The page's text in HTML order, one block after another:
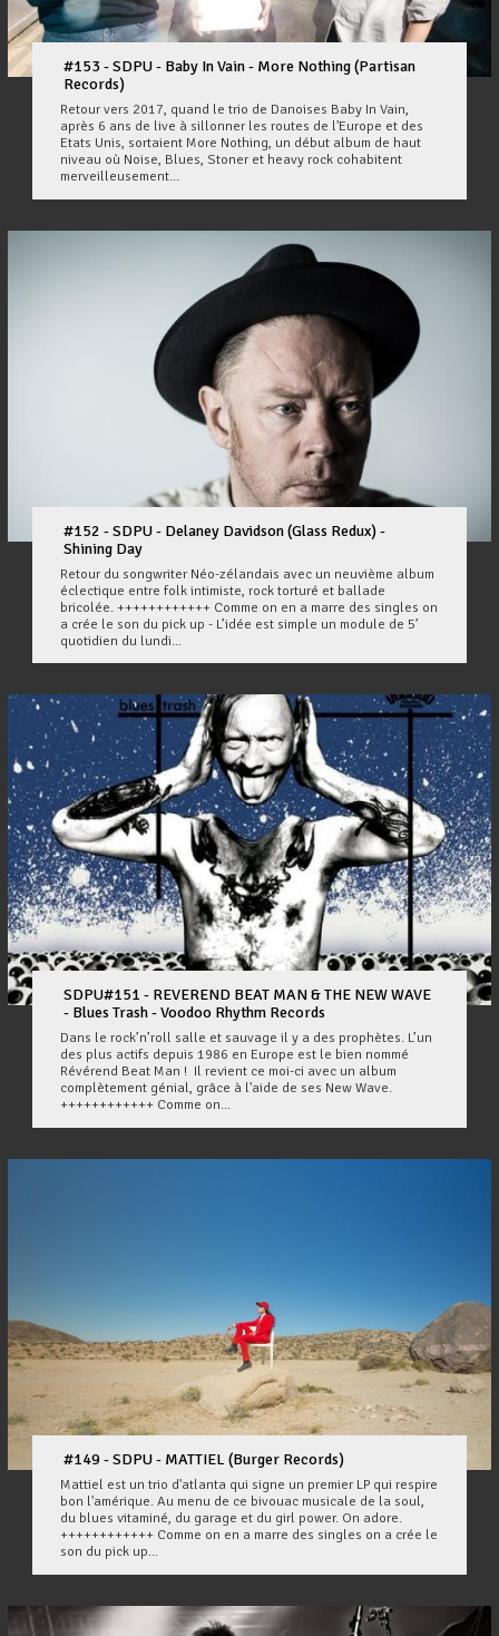
#153 - SDPU - Baby In Vain - More Nothing (Partisan
Records)
Retour vers 2017, quand le trio de Danoises Baby In Vain,
après 6 ans de live à sillonner les routes de l'Europe et des
Etats Unis, sortaient More Nothing, un début album de haut
niveau où Noise, Blues, Stoner et heavy rock cohabitent
merveilleusement...
#152 - SDPU - Delaney Davidson (Glass Redux) -
Shining Day
Retour du songwriter Néo-zélandais avec un neuvième album
éclectique entre folk intimiste, rock torturé et ballade
bricolée. ++++++++++++ Comme on en a marre des singles on
a crée le son du pick up - L’idée est simple un module de 5’
quotidien du lundi...
SDPU#151 - REVEREND BEAT MAN & THE NEW WAVE
- Blues Trash - Voodoo Rhythm Records
Dans le rock’n’roll salle et sauvage il y a des prophètes. L’un
des plus actifs depuis 1986 en Europe est le bien nommé
Révérend Beat Man ! Il revient ce moi-ci avec un album
complètement génial, grâce à l'aide de ses New Wave.
++++++++++++ Comme on...
#149 - SDPU - MATTIEL (Burger Records)
Mattiel est un trio d'atlanta qui signe un premier LP qui respire
bon l'amérique. Au menu de ce bivouac musicale de la soul,
du blues vitaminé, du garage et du girl power. On adore.
++++++++++++ Comme on en a marre des singles on a crée le
son du pick up...